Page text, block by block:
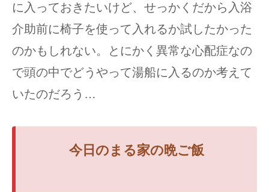
に入っておきたいけど、せっかくだから入浴
介助前に椅子を使って入れるか試したかった
のかもしれない。とにかく異常な心配症なの
で頭の中でどうやって湯船に入るのか考えて
いたのだろう…
今日のまる家の晩ご飯